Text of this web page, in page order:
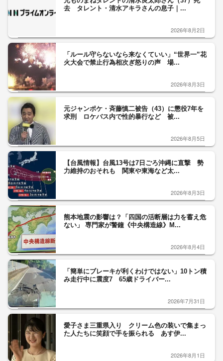
去 タレント・清水アキラさんの息子｜...
2026年8月2日
「ルール守らないなら来なくていい」“世界一”花
火大会で禁止行為相次ぎ怒りの声 場...
2026年8月3日
元ジャンポケ・斉藤慎二被告（43）に懲役7年を
求刑 ロケバス内で性的暴行など 被...
2026年8月5日
【台風情報】台風13号は7日ごろ沖縄に直撃 勢
力維持のおそれも 関東や東海など太...
2026年8月3日
熊本地震の影響は？「四国の活断層は力を蓄え危
ない」 専門家が警鐘《中央構造線》M...
2026年8月4日
「簡単にブレーキが利くわけではない」10トン積
み走行中に震度7 65歳ドライバー...
2026年7月31日
愛子さま三重県入り クリーム色の装いで集まっ
た人たちに笑顔で手を振られる あす伊...
2026年8月1日